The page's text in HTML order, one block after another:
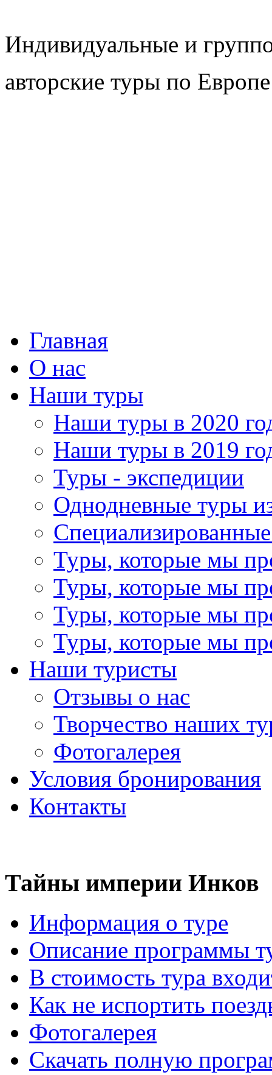
Индивидуальные и
авторские туры по
Главная
О нас
Наши туры
Наши туры в 2020
Наши туры в 2019
Туры - экспедиции
Однодневные туры
Туры, которые мы
Туры, которые мы
Туры, которые мы
Туры, которые мы
Наши туристы
Отзывы о нас
Творчество наших
Фотогалерея
Условия бронирования
Контакты
Тайны империи Инков
Информация о туре
Описание программы
В стоимость тура
Как не испортить
Фотогалерея
Скачать полную